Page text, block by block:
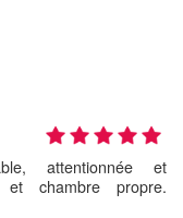
attentionnée et
et chambre propre.